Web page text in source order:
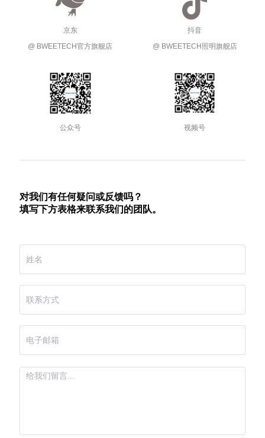
京东
@ BWEETECH官方旗舰店
抖音
@ BWEETECH照明旗舰店
公众号 视频号
对我们有任何疑问或反馈吗？
填写下方表格来联系我们的团队。